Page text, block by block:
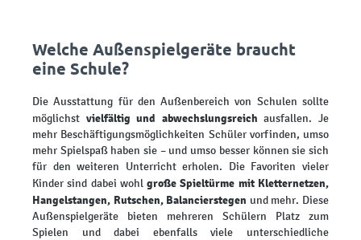
Welche Außenspielgeräte braucht
eine Schule?
Die Ausstattung für den Außenbereich von Schulen sollte
möglichst vielfältig und abwechslungsreich ausfallen. Je
mehr Beschäftigungsmöglichkeiten Schüler vorfinden, umso
mehr Spielspaß haben sie – und umso besser können sie sich
für den weiteren Unterricht erholen. Die Favoriten vieler
Kinder sind dabei wohlgroße Spieltürme mit Kletternetzen,
Hangelstangen, Rutschen, Balancierstegen und mehr. Diese
Außenspielgeräte bieten mehreren Schülern Platz zum
Spielen und dabei ebenfalls viele unterschiedliche